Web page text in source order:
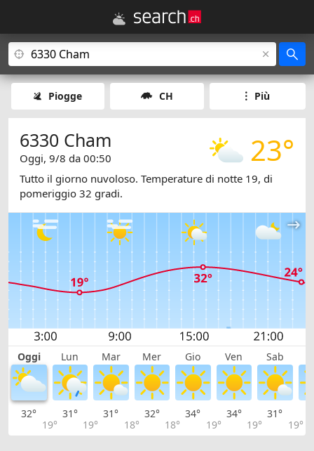
Piogge CH Più
23°
6330 Cham
Oggi, 9/8 da 00:50
Tutto il giorno nuvoloso. Temperature di notte 19, di
pomeriggio 32 gradi.
Oggi Lun Mar Mer Gio Ven Sab
32°
19°
31°
19°
31°
18°
32°
18°
34°
19°
34°
19°
31°
19°